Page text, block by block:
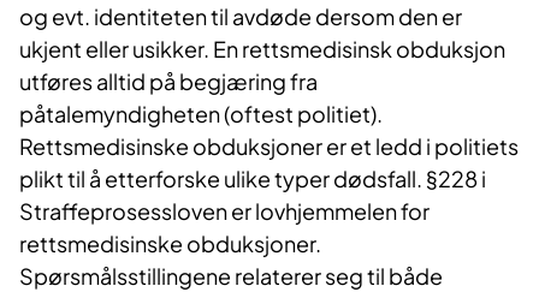
og evt. identiteten til avdøde dersom den er
ukjent eller usikker. En rettsmedisinsk obduksjon
utføres alltid på begjæring fra
påtalemyndigheten (oftest politiet).
Rettsmedisinske obduksjoner er et ledd i politiets
plikt til å etterforske ulike typer dødsfall. §228 i
Straffeprosessloven er lovhjemmelen for
rettsmedisinske obduksjoner.
Spørsmålsstillingene relaterer seg til både